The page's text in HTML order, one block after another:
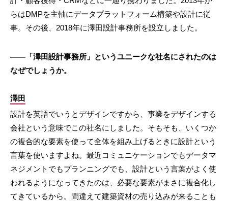
らはDMPを主軸にデータプラットフォーム構築や設計に従
事。その後、2018年に澤田設計事務所を設立しました。
――「澤田設計事務所」というユニークな社名にされたのは
なぜでしょうか。
澤田
設計を英語でいうとデザインですから、事業をデザインする
会社という意味でこの社名にしました。そもそも、いくつか
の複合的な要素を使って全体を組み上げるときに設計という
言葉を使いますよね。最近コミュニケーションでもデータマ
ネジメントでもプランニングでも、設計という言葉がよく使
われるようになってきたのは、必要な要素がまさに複合化し
てきているから。間違えて建築資材の売り込みが来ることも